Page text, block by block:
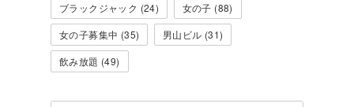
ブラックジャック (24)
女の子 (88)
女の子募集中 (35)
男山ビル (31)
飲み放題 (49)